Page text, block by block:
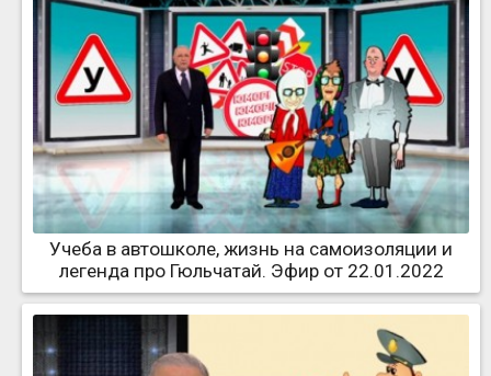
Учеба в автошколе, жизнь на самоизоляции и
легенда про Гюльчатай. Эфир от 22.01.2022